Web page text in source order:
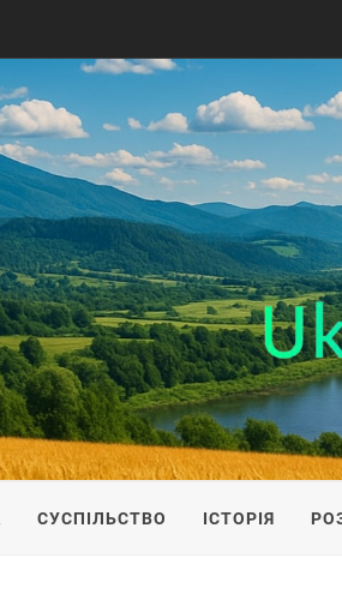
IS
СУСПІЛЬСТВО ІСТОРІЯ